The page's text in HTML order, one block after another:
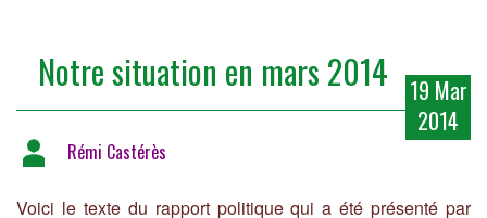
Notre situation en mars 2014
19 Mar
2014
Rémi Castérès
Voici le texte du rapport politique qui a été présenté par